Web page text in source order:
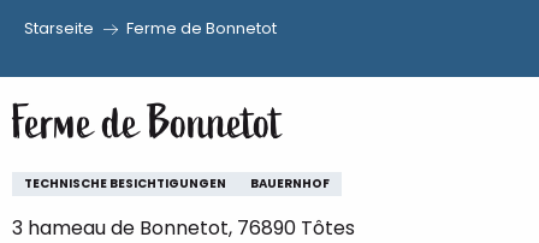
au
contenu
principal
Starseite Ferme de Bonnetot
Ferme de Bonnetot
TECHNISCHE BESICHTIGUNGEN BAUERNHOF
3 hameau de Bonnetot, 76890 Tôtes